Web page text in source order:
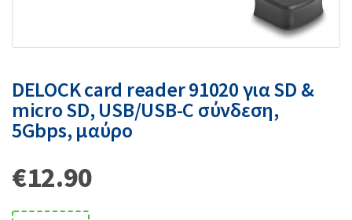
DELOCK card reader 91020 για SD &
micro SD, USB/USB-C σύνδεση,
5Gbps, μαύρο
€12.90